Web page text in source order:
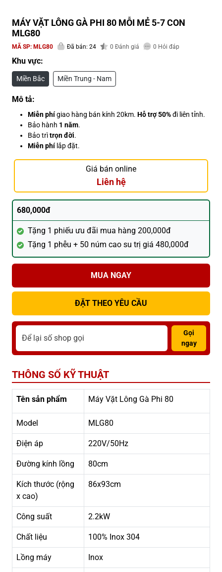
MÁY VẶT LÔNG GÀ PHI 80 MỖI MẺ 5-7 CON
MLG80
MÃ SP: MLG80 Đã bán: 24 0 Đánh giá 0 Hỏi đáp
Khu vực:
Miền Bắc Miền Trung - Nam
Mô tả:
Miễn phígiao hàng bán kính 20km. Hỗ trợ 50%đi liên tỉnh.
Bảo hành 1 năm.
Bảo trìtrọn đời.
Miễn phílắp đặt.
Giá bán online
Liên hệ
680,000đ
Tặng 1 phiếu ưu đãi mua hàng 200,000đ
Tặng 1 phễu + 50 núm cao su trị giá 480,000đ
MUA NGAY
ĐẶT THEO YÊU CẦU
Gọi
ngay
THÔNG SỐ KỸ THUẬT
Tên sản phẩm Máy Vặt Lông Gà Phi 80
Model MLG80
Điện áp 220V/50Hz
Đường kính lồng 80cm
Kích thước (rộng
x cao)
86x93cm
Công suất 2.2kW
Chất liệu 100% Inox 304
Lồng máy Inox